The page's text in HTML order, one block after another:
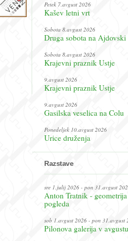
Petek 7.avgust 2026
Kašev letni vrt
Sobota 8.avgust 2026
Druga sobota na
Sobota 8.avgust 2026
Krajevni praznik Ustje
9.avgust 2026
Krajevni praznik Ustje
9.avgust 2026
Gasilska veselica na Colu
Ponedeljek 10.avgust 2026
Urice druženja
Razstave
sre 1.julij 2026 - pon 31.avgust
Anton Tratnik - geometrija
pogleda
sob 1.avgust 2026 - pon 31.avgust
Pilonova galerija v